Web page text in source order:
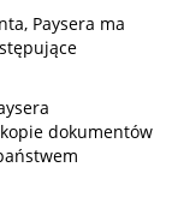
Paysera ma
dokumentów